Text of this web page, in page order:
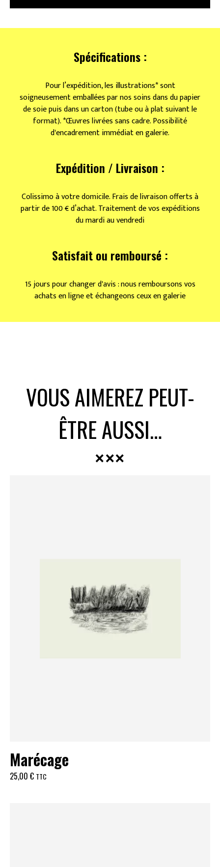
Spécifications :
Pour l’expédition, les illustrations* sont
soigneusement emballées par nos soins dans du papier
de soie puis dans un carton (tube ou à plat suivant le
format). *Œuvres livrées sans cadre. Possibilité
d'encadrement immédiat en galerie.
Expédition / Livraison :
Colissimo à votre domicile. Frais de livraison offerts à
partir de 100 € d’achat. Traitement de vos expéditions
du mardi au vendredi
Satisfait ou remboursé :
15 jours pour changer d'avis : nous remboursons vos
achats en ligne et échangeons ceux en galerie
VOUS AIMEREZ PEUT-
ÊTRE AUSSI…
Marécage
25,00 € TTC